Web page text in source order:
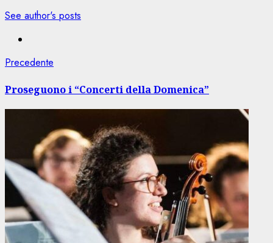
See author's posts
Navigazione
articolo
Precedente
Proseguono i “Concerti della Domenica”